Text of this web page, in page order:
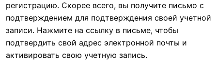
регистрацию. Скорее всего, вы получите письмо с
подтверждением для подтверждения своей учетной
записи. Нажмите на ссылку в письме, чтобы
подтвердить свой адрес электронной почты и
активировать свою учетную запись.